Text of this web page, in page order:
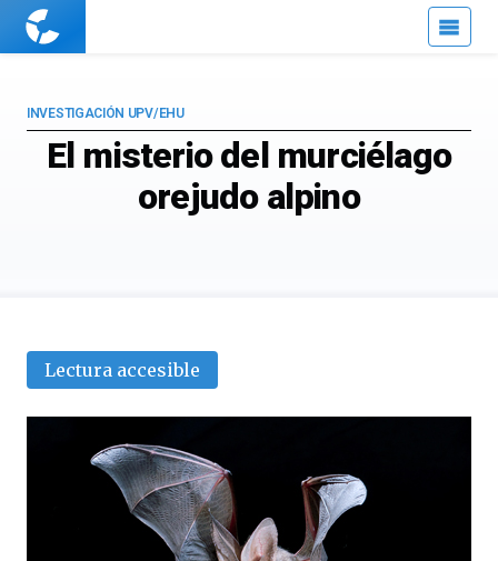
Cuaderno
El misterio del murciélago
orejudo alpino
INVESTIGACIÓN UPV/EHU
Lectura accesible